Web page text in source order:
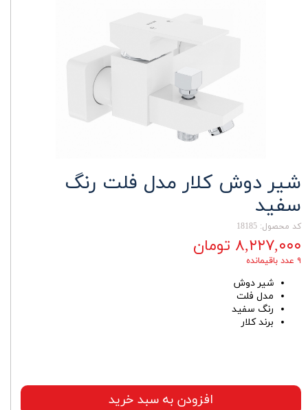
شیر دوش کلار مدل فلت رنگ
سفید
کد محصول: 18185
۸,۲۲۷,۰۰۰ تومان
۹ عدد باقیمانده
شیر دوش
مدل فلت
رنگ سفید
برند کلار
افزودن به سبد خرید